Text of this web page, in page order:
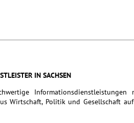
IN SACHSEN
Wirtschaft, Politik und Gesellschaft